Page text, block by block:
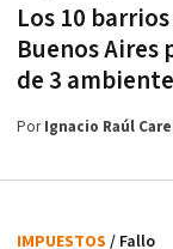
Los 10
Buenos
de 3
PorIgnacio Raúl
IMPUESTOS / Fallo